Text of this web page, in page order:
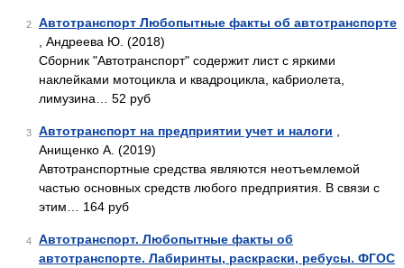
2
Автотранспорт Любопытные факты об автотранспорте
, Андреева Ю. (2018)
Сборник "Автотранспорт" содержит лист с яркими
наклейками мотоцикла и квадроцикла, кабриолета,
лимузина… 52 руб
3 Автотранспорт на предприятии учет и налоги
Анищенко А. (2019)
Автотранспортные средства являются неотъемлемой
частью основных средств любого предприятия. В связи с
этим… 164 руб
4
Автотранспорт. Любопытные факты об
автотранспорте. Лабиринты, раскраски, ребусы. ФГОС